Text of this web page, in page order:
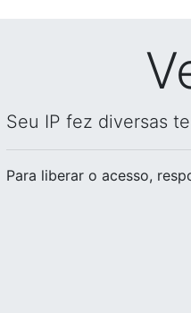
Seu IP fez diversas
Para liberar o acesso,